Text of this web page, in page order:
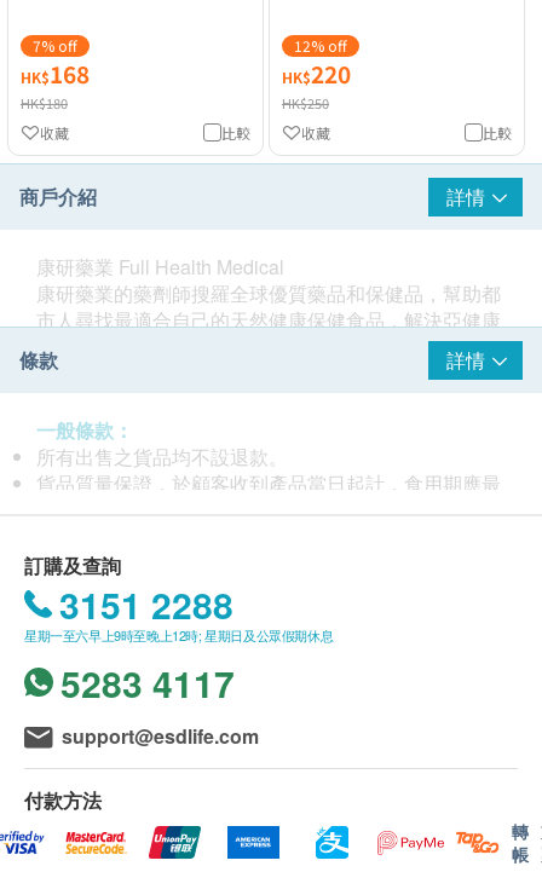
7% off
HK$168
HK$180
比較
收藏
12% off
HK$220
HK$250
比較
收藏
商戶介紹 詳情
康研藥業 Full Health Medical
康研藥業的藥劑師搜羅全球優質藥品和保健品，幫助都
市人尋找最適合自己的天然健康保健食品，解決亞健康
問題，助你未病先防。
海外引進品牌包括：法國力多爾滅活益生菌、英國佳健
素魚油、西班牙EPAPLUS骨樂樂膠原蛋白粉、Sugar-
lock糖樂樂益生菌粉、Gastro-lock 胃樂樂益生菌粉等。
條款 詳情
一般條款：
所有出售之貨品均不設退款。
貨品質量保證，於顧客收到產品當日起計，食用期應最
如有任何爭議，Full Health Medical Ltd. 及 健康網購
health.ESDlife保留最終決議權。
送貨條款：
購買 Equazen 佳健素 / Lacteol 力多爾 / Yiling 以嶺藥
業 / Epaplus 骨樂樂 產品總額滿HK$500，即可享本地
免費送貨服務。賬單總額未滿HK$500需附加HK$40運
費。
離島及偏遠地區不設上門送貨，只限於順豐智能櫃取
件。
我們將於確定訂單後3個工作天內安排發貨。
不排除運送時間會因節日而有所影響。當八號烈風訊號
訂購及查詢
3151 2288
星期一至六早上9時至晚上12時; 星期日及公眾假期休息
5283 4117
support@esdlife.com
付款方法
轉
帳